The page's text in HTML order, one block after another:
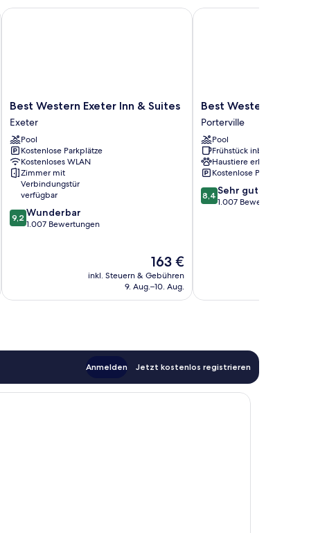
Best
Western
Exeter
Inn
&
Suites
Exeter
Best Western Exeter Inn & Suites
Exeter
Pool
Kostenlose Parkplätze
Kostenloses WLAN
Zimmer mit
Verbindungstür
verfügbar
9.2
von
9,2 Wunderbar
1.007 Bewertungen
Der
Preis
beträgt
163 €
inkl. Steuern & Gebühren
9. Aug.–10. Aug.
Best Western Exeter Inn & Suites
Best
Western
Porterville
Inn
Porterville
Best Western
Porterville
Pool
Frühstück inbegriffen
Haustiere erlaubt
Kostenlose Parkplätze
8.4
von
8,4 Sehr gut
1.007 Bewertungen
Best Western
Anmelden Jetzt kostenlos registrieren